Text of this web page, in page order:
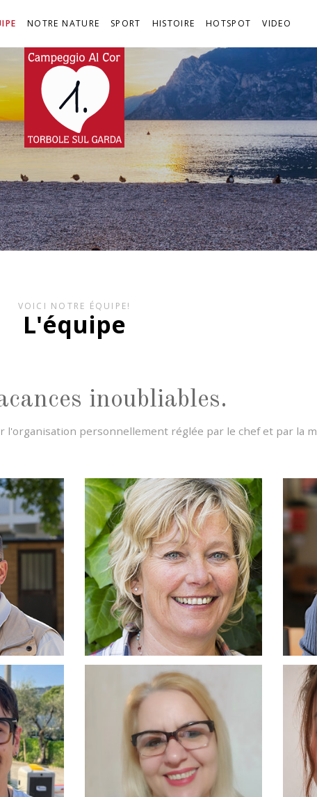
(PAGE ACTUELLE)
NOTRE NATURE SPORT HISTOIRE HOTSPOT VIDEO
VOICI NOTRE ÉQUIPE!
L'équipe
inoubliables.
l'organisation personnellement réglée par le chef et par la